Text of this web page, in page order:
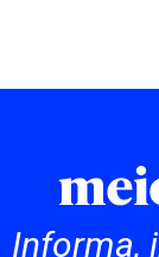
Informa,